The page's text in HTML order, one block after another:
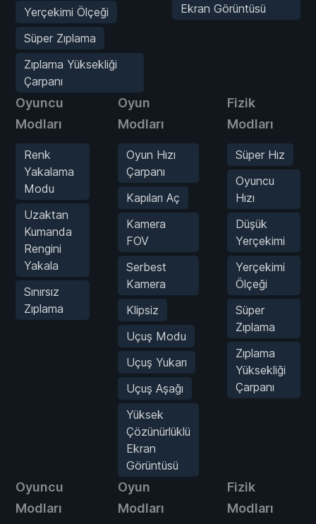
Yerçekimi Ölçeği
Süper Zıplama
Zıplama Yüksekliği
Çarpanı
Ekran Görüntüsü
Oyuncu
Modları
Renk
Yakalama
Modu
Uzaktan
Kumanda
Rengini
Yakala
Sınırsız
Zıplama
Oyun
Modları
Oyun Hızı
Çarpanı
Kapıları Aç
Kamera
FOV
Serbest
Kamera
Klipsiz
Uçuş Modu
Uçuş Yukarı
Uçuş Aşağı
Yüksek
Çözünürlüklü
Ekran
Görüntüsü
Fizik
Modları
Süper Hız
Oyuncu
Hızı
Düşük
Yerçekimi
Yerçekimi
Ölçeği
Süper
Zıplama
Zıplama
Yüksekliği
Çarpanı
Oyuncu
Modları
Oyun
Modları
Fizik
Modları